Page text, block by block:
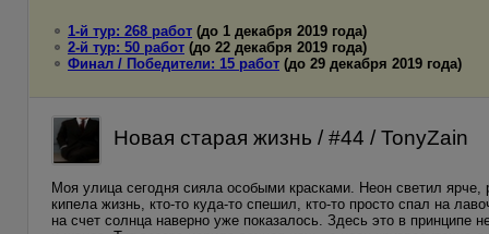
1-й тур: 268 работ (до 1 декабря 2019 года)
2-й тур: 50 работ (до 22 декабря 2019 года)
Финал / Победители: 15 работ (до 29 декабря 2019 года)
Новая старая жизнь / #44 / TonyZain
Моя улица сегодня сияла особыми красками. Неон светил
кипела жизнь, кто-то куда-то спешил, кто-то просто спал на
на счет солнца наверно уже показалось. Здесь это в принципе